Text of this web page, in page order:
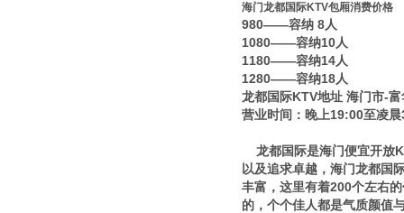
海门龙都国际KTV包厢消费价格
980——容纳 8人
1080——容纳10人
1180——容纳14人
1280——容纳18人
龙都国际KTV地址 海门市-
营业时间：晚上19:00至凌
龙都国际是海门便宜开放
以及追求卓越，海门龙都国
丰富，这里有着200个左右
的，个个佳人都是气质颜值